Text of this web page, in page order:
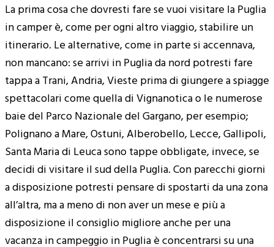
La prima cosa che dovresti fare se vuoi visitare la Puglia
in camper è, come per ogni altro viaggio, stabilire un
itinerario. Le alternative, come in parte si accennava,
non mancano: se arrivi in Puglia da nord potresti fare
tappa a Trani, Andria, Vieste prima di giungere a spiagge
spettacolari come quella di Vignanotica o le numerose
baie del Parco Nazionale del Gargano, per esempio;
Polignano a Mare, Ostuni, Alberobello, Lecce, Gallipoli,
Santa Maria di Leuca sono tappe obbligate, invece, se
decidi di visitare il sud della Puglia. Con parecchi giorni
a disposizione potresti pensare di spostarti da una zona
all’altra, ma a meno di non aver un mese e più a
disposizione il consiglio migliore anche per una
vacanza in campeggio in Puglia è concentrarsi su una